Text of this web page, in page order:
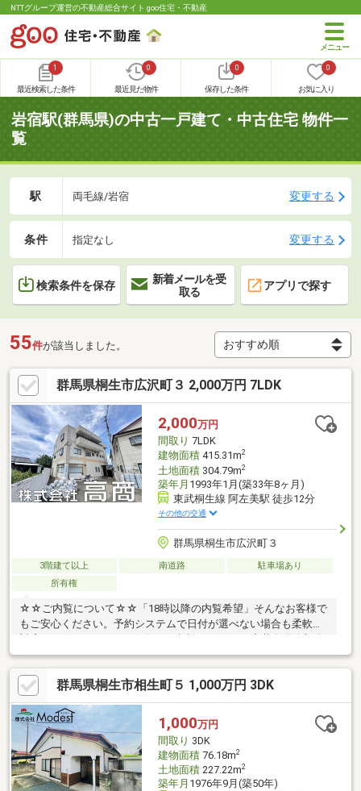
NTTグループ運営の不動産総合サイト goo住宅・不動産
1
最近検索した条件
0
最近見た物件
0
保存した条件
0
お気に入り
岩宿駅(群馬県)の中古一戸建て・中古住宅 物件一
覧
駅 両毛線/岩宿 変更する
条件 指定なし 変更する
検索条件を保存
新着メールを受
取る
アプリで探す
55件が該当しました。
群馬県桐生市広沢町３ 2,000万円 7LDK
2,000万円
間取り 7LDK
建物面積415.31m2
土地面積304.79m2
築年月 1993年1月(築33年8ヶ月)
東武桐生線 阿左美駅 徒歩12分
その他の交通
群馬県桐生市広沢町３
3階建て以上 南道路
駐車場あり
所有権
☆☆ご内覧について☆☆「18時以降の内覧希望」そんなお客様で
もご安心ください。予約システムで日付が選べない場合も柔軟に
あり：84.31㎡（25.50坪）持分2分の1 別途あり◆浄化槽◆プロ
パンガス◆現況：空家◆間取：間取図参照
群馬県桐生市相生町５ 1,000万円 3DK
1,000万円
間取り 3DK
建物面積76.18m2
土地面積227.22m2
築年月 1976年9月(築50年)